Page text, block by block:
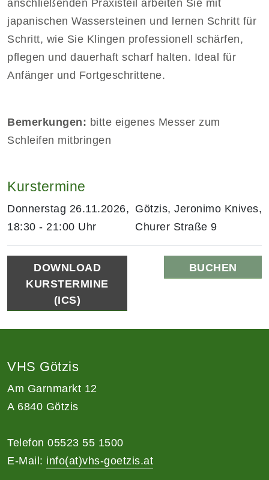
anschließenden Praxisteil arbeiten Sie mit
japanischen Wassersteinen und lernen Schritt für
Schritt, wie Sie Klingen professionell schärfen,
pflegen und dauerhaft scharf halten. Ideal für
Anfänger und Fortgeschrittene.
Bemerkungen: bitte eigenes Messer zum
Schleifen mitbringen
Kurstermine
Donnerstag 26.11.2026,
18:30 - 21:00 Uhr
Götzis, Jeronimo Knives,
Churer Straße 9
DOWNLOAD
KURSTERMINE
(ICS)
BUCHEN
VHS Götzis
Am Garnmarkt 12
A 6840 Götzis
Telefon 05523 55 1500
E-Mail: info(at)vhs-goetzis.at